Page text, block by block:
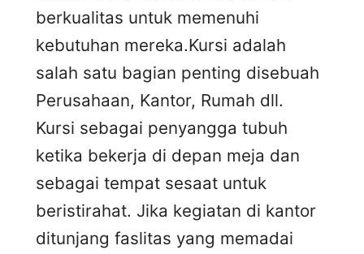
berkualitas untuk memenuhi
kebutuhan mereka.Kursi adalah
salah satu bagian penting disebuah
Perusahaan, Kantor, Rumah dll.
Kursi sebagai penyangga tubuh
ketika bekerja di depan meja dan
sebagai tempat sesaat untuk
beristirahat. Jika kegiatan di kantor
ditunjang faslitas yang memadai